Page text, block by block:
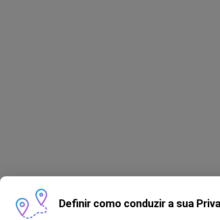
Definir como conduzir a sua